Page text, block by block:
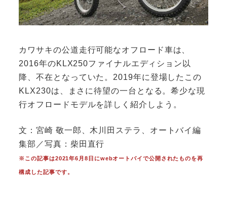
カワサキの公道走行可能なオフロード車は、
2016年のKLX250ファイナルエディション以
降、不在となっていた。2019年に登場したこの
KLX230は、まさに待望の一台となる。希少な現
行オフロードモデルを詳しく紹介しよう。
文：宮崎 敬一郎、木川田ステラ、オートバイ編
集部／写真：柴田直行
※この記事は2021年6月8日にwebオートバイで公開されたものを再
構成した記事です。